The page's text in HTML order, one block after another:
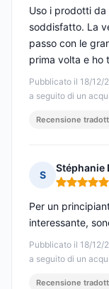
Pubblicato il 18/12/
a seguito di un
Uso i prodotti da
soddisfatto. La
passo con le
prima volta e ho
Recensione
S
Stéphanie
Nota: 5 su 5
Pubblicato il 18/12/
a seguito di un
Per un
interessante,
Recensione